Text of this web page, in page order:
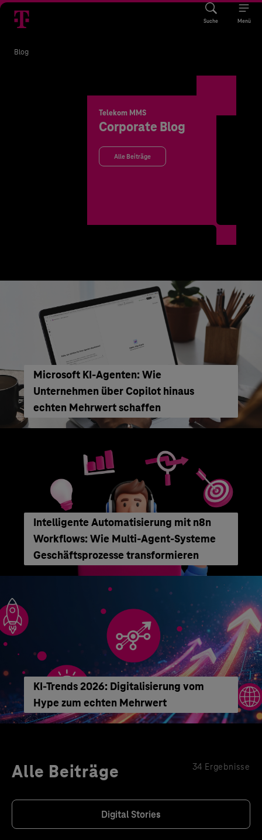
Suche Menü
Blog
Telekom MMS
Corporate Blog
Alle Beiträge
Microsoft KI-Agenten: Wie
Unternehmen über Copilot hinaus
echten Mehrwert schaffen
Intelligente Automatisierung mit n8n
Workflows: Wie Multi-Agent-Systeme
Geschäftsprozesse transformieren
KI-Trends 2026: Digitalisierung vom
Hype zum echten Mehrwert
Alle Beiträge 34 Ergebnisse
Digital Stories